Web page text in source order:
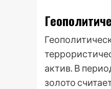
актив. В
золото